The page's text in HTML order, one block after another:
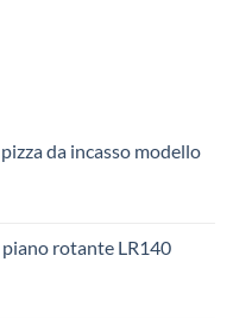
da incasso modello
rotante LR140